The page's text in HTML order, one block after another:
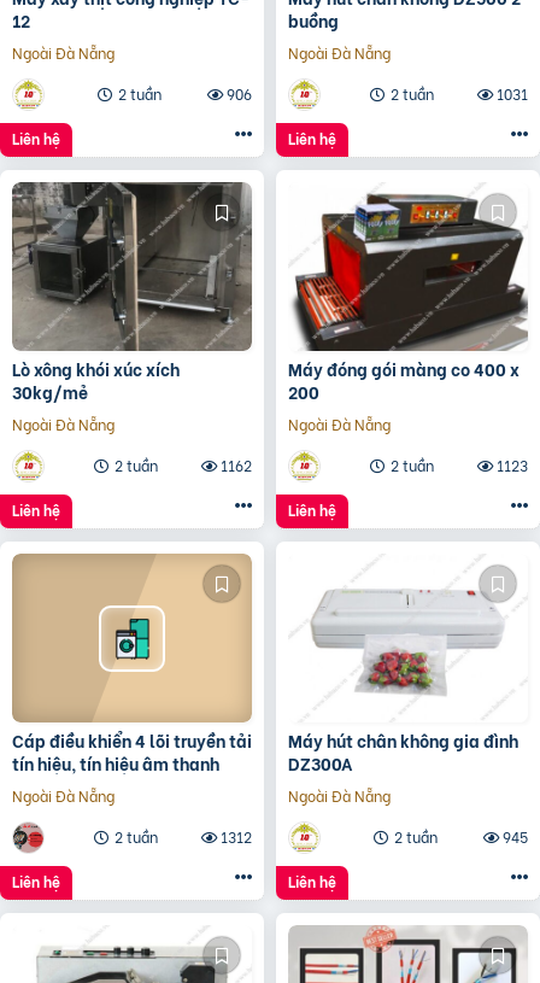
12
Ngoài Đà Nẵng
2 tuần
906
Liên hệ
buồng
Ngoài Đà Nẵng
2 tuần
1031
Liên hệ
Lò xông khói xúc xích
30kg/mẻ
Ngoài Đà Nẵng
2 tuần
1162
Liên hệ
Máy đóng gói màng co 400 x
200
Ngoài Đà Nẵng
2 tuần
1123
Liên hệ
Cáp điều khiển 4 lõi truyền tải
tín hiệu, tín hiệu âm thanh
Ngoài Đà Nẵng
2 tuần
1312
Liên hệ
Máy hút chân không gia đình
DZ300A
Ngoài Đà Nẵng
2 tuần
945
Liên hệ